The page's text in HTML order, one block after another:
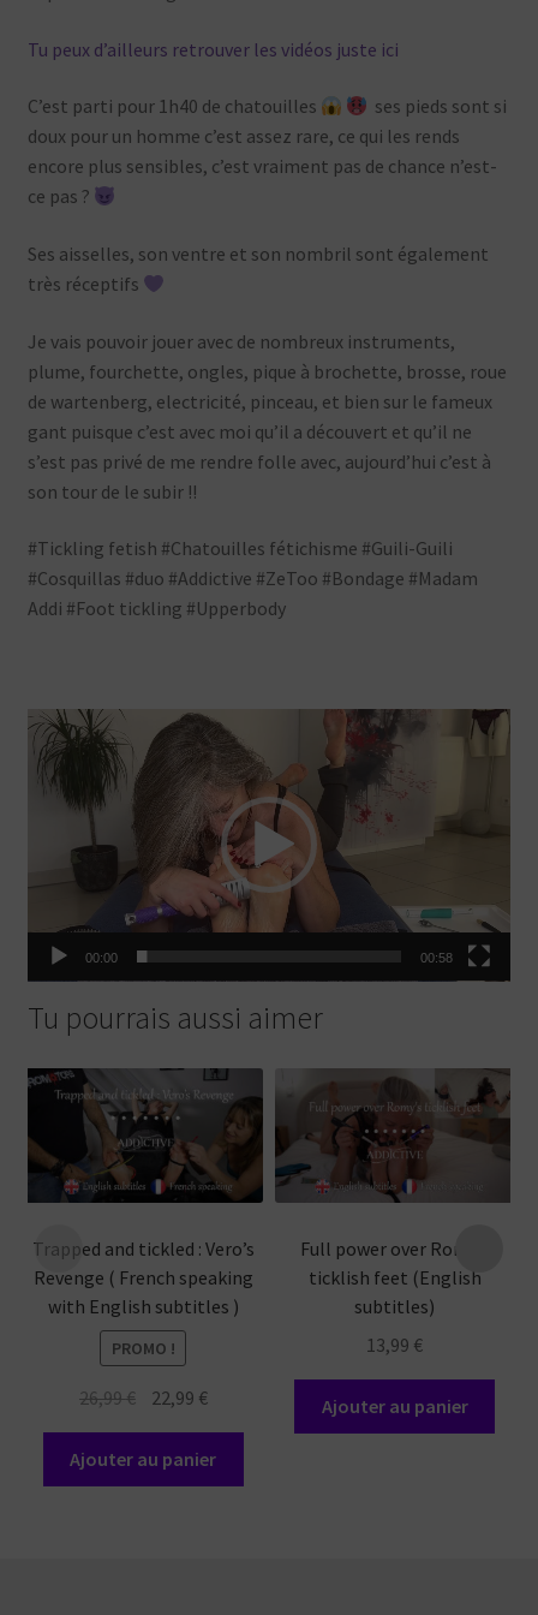
Tu peux d’ailleurs retrouver les vidéos juste ici
C’est parti pour 1h40 de chatouilles
ses pieds sont si
doux pour un homme c’est assez rare, ce qui les rends
encore plus sensibles, c’est vraiment pas de chance n’est-
ce pas ?
Ses aisselles, son ventre et son nombril sont également
très réceptifs
Je vais pouvoir jouer avec de nombreux instruments,
plume, fourchette, ongles, pique à brochette, brosse, roue
de wartenberg, electricité, pinceau, et bien sur le fameux
gant puisque c’est avec moi qu’il a découvert et qu’il ne
s’est pas privé de me rendre folle avec, aujourd’hui c’est à
son tour de le subir !!
#Tickling fetish #Chatouilles fétichisme #Guili-Guili
#Cosquillas #duo #Addictive #ZeToo #Bondage #Madam
Addi #Foot tickling #Upperbody
Lecteur
vidéo
00:00 00:58
Tu pourrais aussi aimer
Trapped and tickled : Vero’s
Revenge ( French speaking
with English subtitles )
PROMO !
26,99€ Le
initial
était :
22,99 €Le
actuel
est :
Ajouter au panier
Full power over Romy’s
ticklish feet (English
subtitles)
13,99 €
Ajouter au panier